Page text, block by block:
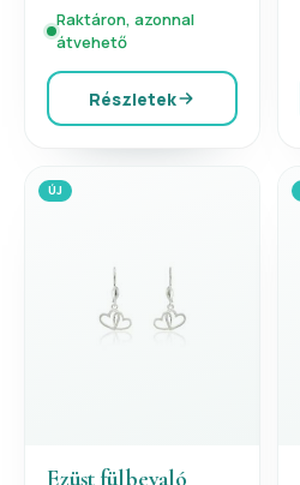
Raktáron, azonnal
átvehető
Részletek
ÚJ
Ezüst fülbevaló